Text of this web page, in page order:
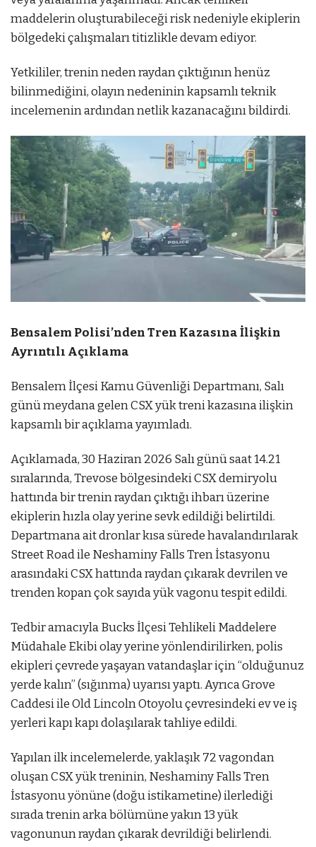
maddelerin oluşturabileceği risk nedeniyle ekiplerin
bölgedeki çalışmaları titizlikle devam ediyor.
Yetkililer, trenin neden raydan çıktığının henüz
bilinmediğini, olayın nedeninin kapsamlı teknik
incelemenin ardından netlik kazanacağını bildirdi.
Bensalem Polisi’nden Tren Kazasına İlişkin
Ayrıntılı Açıklama
Bensalem İlçesi Kamu Güvenliği Departmanı, Salı
günü meydana gelen CSX yük treni kazasına ilişkin
kapsamlı bir açıklama yayımladı.
Açıklamada, 30 Haziran 2026 Salı günü saat 14.21
sıralarında, Trevose bölgesindeki CSX demiryolu
hattında bir trenin raydan çıktığı ihbarı üzerine
ekiplerin hızla olay yerine sevk edildiği belirtildi.
Departmana ait dronlar kısa sürede havalandırılarak
Street Road ile Neshaminy Falls Tren İstasyonu
arasındaki CSX hattında raydan çıkarak devrilen ve
trenden kopan çok sayıda yük vagonu tespit edildi.
Tedbir amacıyla Bucks İlçesi Tehlikeli Maddelere
Müdahale Ekibi olay yerine yönlendirilirken, polis
ekipleri çevrede yaşayan vatandaşlar için “olduğunuz
yerde kalın” (sığınma) uyarısı yaptı. Ayrıca Grove
Caddesi ile Old Lincoln Otoyolu çevresindeki ev ve iş
yerleri kapı kapı dolaşılarak tahliye edildi.
Yapılan ilk incelemelerde, yaklaşık 72 vagondan
oluşan CSX yük treninin, Neshaminy Falls Tren
İstasyonu yönüne (doğu istikametine) ilerlediği
sırada trenin arka bölümüne yakın 13 yük
vagonunun raydan çıkarak devrildiği belirlendi.